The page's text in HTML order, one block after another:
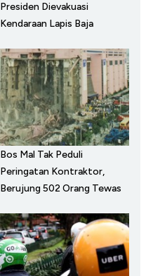
Presiden Dievakuasi
Kendaraan Lapis Baja
Bos Mal Tak Peduli
Peringatan Kontraktor,
Berujung 502 Orang Tewas